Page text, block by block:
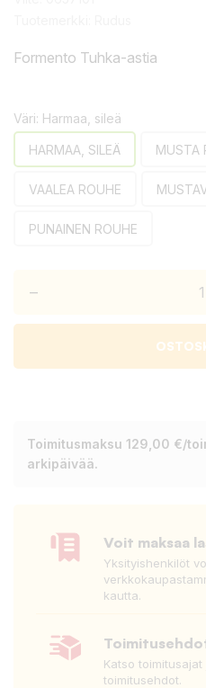
Formento Tuhka-astia
Väri: Harmaa, sileä
HARMAA, SILEÄ MUSTA
VAALEA ROUHE
PUNAINEN ROUHE
–
Toimitusmaksu 129,00 €/
arkipäivää.
Voit maksaa
Yksityishenkilöt
kautta.
Katso
toimitusehdot.